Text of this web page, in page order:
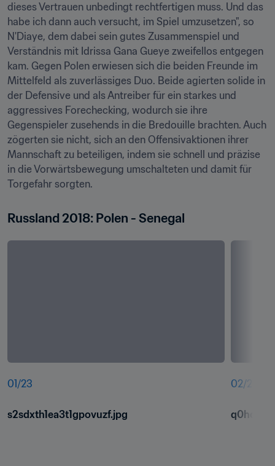
dieses Vertrauen unbedingt rechtfertigen muss. Und das
habe ich dann auch versucht, im Spiel umzusetzen", so
N'Diaye, dem dabei sein gutes Zusammenspiel und
Verständnis mit Idrissa Gana Gueye zweifellos entgegen
kam. Gegen Polen erwiesen sich die beiden Freunde im
Mittelfeld als zuverlässiges Duo. Beide agierten solide in
der Defensive und als Antreiber für ein starkes und
aggressives Forechecking, wodurch sie ihre
Gegenspieler zusehends in die Bredouille brachten. Auch
zögerten sie nicht, sich an den Offensivaktionen ihrer
Mannschaft zu beteiligen, indem sie schnell und präzise
in die Vorwärtsbewegung umschalteten und damit für
Torgefahr sorgten.
Russland 2018: Polen - Senegal
01 /23
s2sdxth1ea3t1gpovuzf.jpg
02/23